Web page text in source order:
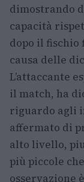
dimostrando
capacità
dopo il fischio
causa delle
L’attaccante
il match, ha
riguardo agli
affermato di
alto livello,
più piccole
osservazione